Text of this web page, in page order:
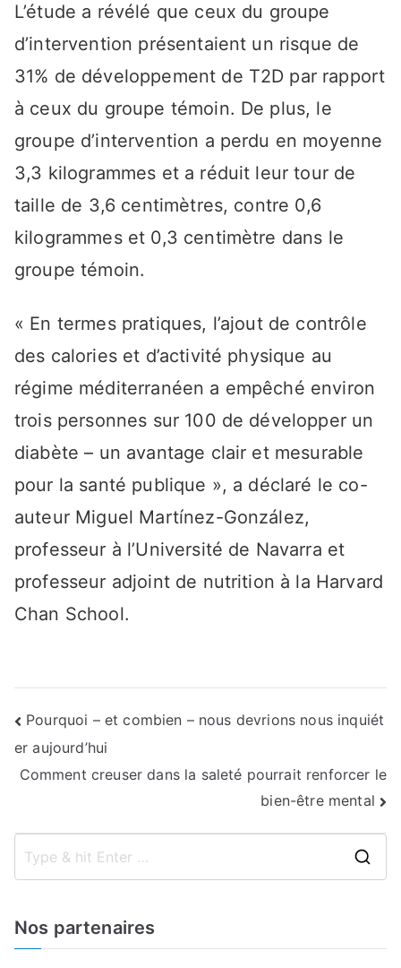
L’étude a révélé que ceux du groupe
d’intervention présentaient un risque de
31% de développement de T2D par rapport
à ceux du groupe témoin. De plus, le
groupe d’intervention a perdu en moyenne
3,3 kilogrammes et a réduit leur tour de
taille de 3,6 centimètres, contre 0,6
kilogrammes et 0,3 centimètre dans le
groupe témoin.
« En termes pratiques, l’ajout de contrôle
des calories et d’activité physique au
régime méditerranéen a empêché environ
trois personnes sur 100 de développer un
diabète – un avantage clair et mesurable
pour la santé publique », a déclaré le co-
auteur Miguel Martínez-González,
professeur à l’Université de Navarra et
professeur adjoint de nutrition à la Harvard
Chan School.
Navigation
de
Pourquoi – et combien – nous devrions nous inquiét
er aujourd’hui
Comment creuser dans la saleté pourrait renforcer le
bien-être mental
Nos partenaires